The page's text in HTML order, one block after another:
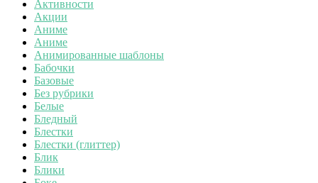
Активности
Акции
Аниме
Аниме
Анимированные шаблоны
Бабочки
Базовые
Без рубрики
Белые
Бледный
Блестки
Блестки (глиттер)
Блик
Блики